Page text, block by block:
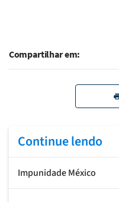
Compartilhar em:
Continue lendo
Impunidade México